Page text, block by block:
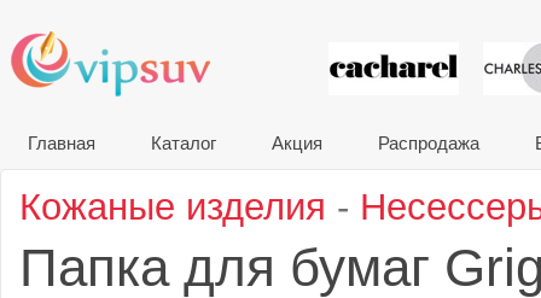
VIP
Главная Каталог Акция Распродажа
Кожаные изделия -
Папка для бумаг